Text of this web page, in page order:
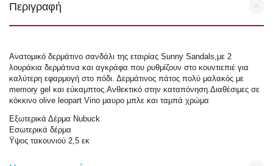
Περιγραφή
Ανατομικό δερμάτινο σανδάλι της εταιρίας Sunny Sandals,με 2
λουράκια δερμάτινα και αγκράφα που ρυθμίζουν στο κουντιεπιέ για
καλύτερη εφαρμογή στο πόδι. Δερμάτινος πάτος πολύ μαλακός με
memory gel και εύκαμπτος.Ανθεκτικό στην καταπόνηση.Διαθέσιμες σε
κόκκινο olive leopart Vino μαυρο μπλε και ταμπά χρώμα
Εξωτερικά Δέρμα Nubuck
Εσωτερικά δέρμα
Ϋψος τακουνιού 2,5 εκ